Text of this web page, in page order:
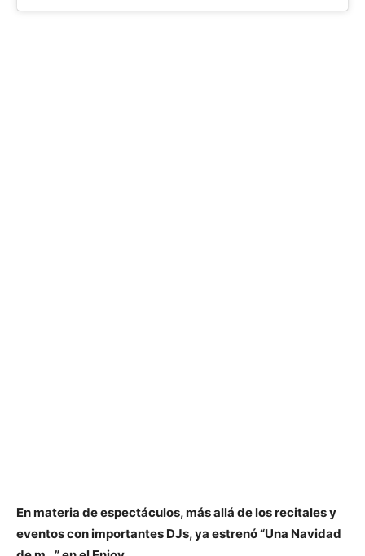
En materia de espectáculos, más allá de los recitales y
eventos con importantes DJs, ya estrenó “Una Navidad